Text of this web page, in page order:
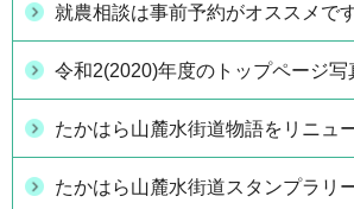
就農相談は事前予約がオススメで
令和2(2020)年度のトップページ写
たかはら山麓水街道物語をリニュ
たかはら山麓水街道スタンプラリ